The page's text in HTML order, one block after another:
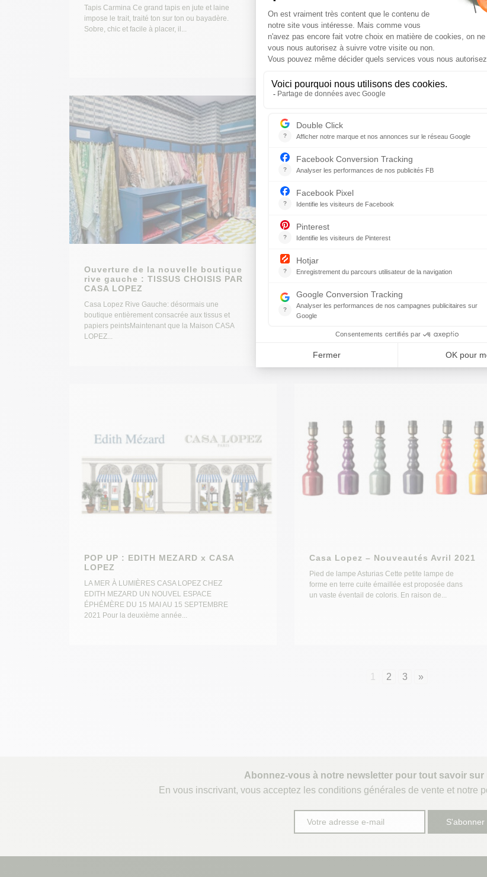
Tapis Carmina Ce grand tapis en jute et laine
impose le trait, traité ton sur ton ou bayadère.
Sobre, chic et facile à placer, il...
transpose des textiles emblématiques des pays
de l’Est de l’Europe – ikhat,...
Ouverture de la nouvelle boutique
rive gauche : TISSUS CHOISIS PAR
CASA LOPEZ
Casa Lopez Rive Gauche: désormais une
boutique entièrement consacrée aux tissus et
papiers peintsMaintenant que la Maison CASA
LOPEZ...
La ligne Urgo, une collection qui a du
Fou de faune et de chiens en particulier, Pierre
Sauvage lance sa première collection pour
canidés.C’est en observant sa petite meute...
POP UP : EDITH MEZARD x CASA
LOPEZ
LA MER À LUMIÈRES CASA LOPEZ CHEZ
EDITH MEZARD UN NOUVEL ESPACE
ÉPHÉMÈRE DU 15 MAI AU 15 SEPTEMBRE
2021 Pour la deuxième année...
Casa Lopez – Nouveautés Avril 2021
Pied de lampe Asturias Cette petite lampe de
forme en terre cuite émaillée est proposée dans
un vaste éventail de coloris. En raison de...
1 2 3 »
Abonnez-vous à notre newsletter pour tout savoir sur
En vous inscrivant, vous acceptez les conditions générales de vente et notre